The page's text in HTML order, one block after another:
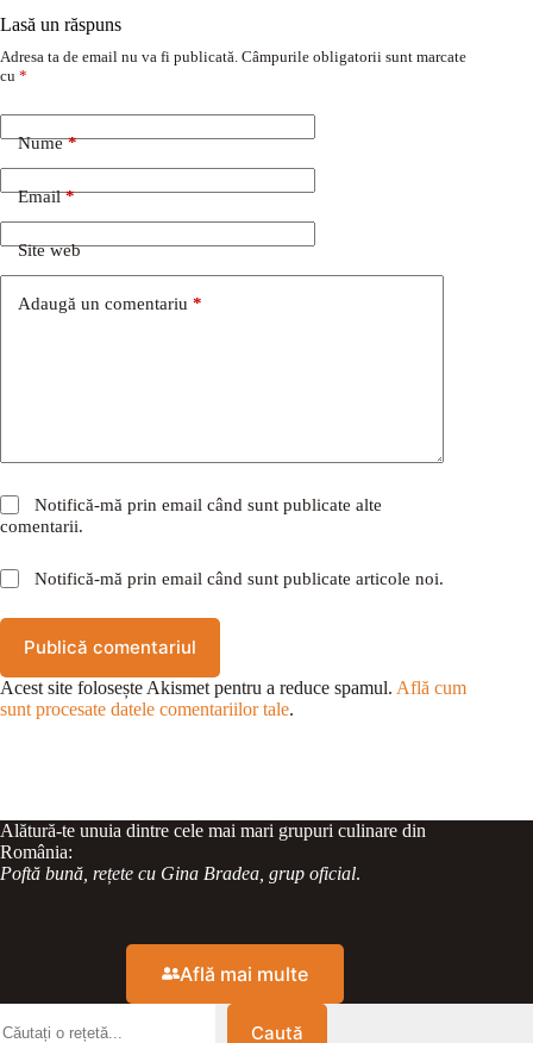
Lasă un răspuns
Adresa ta de email nu va fi publicată. Câmpurile obligatorii sunt marcate
cu *
Nume*
Email*
Site web
Adaugă un comentariu *
Notifică-mă prin email când sunt publicate alte
comentarii.
Notifică-mă prin email când sunt publicate articole noi.
Publică comentariul
Acest site folosește Akismet pentru a reduce spamul. Află cum
sunt procesate datele comentariilor tale.
Alătură-te unuia dintre cele mai mari grupuri culinare din
România:
Poftă bună, rețete cu Gina Bradea, grup oficial.
Află mai multe
Caută